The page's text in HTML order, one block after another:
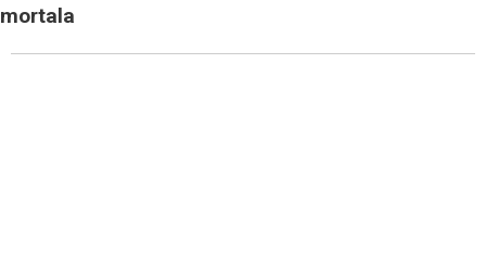
mortala